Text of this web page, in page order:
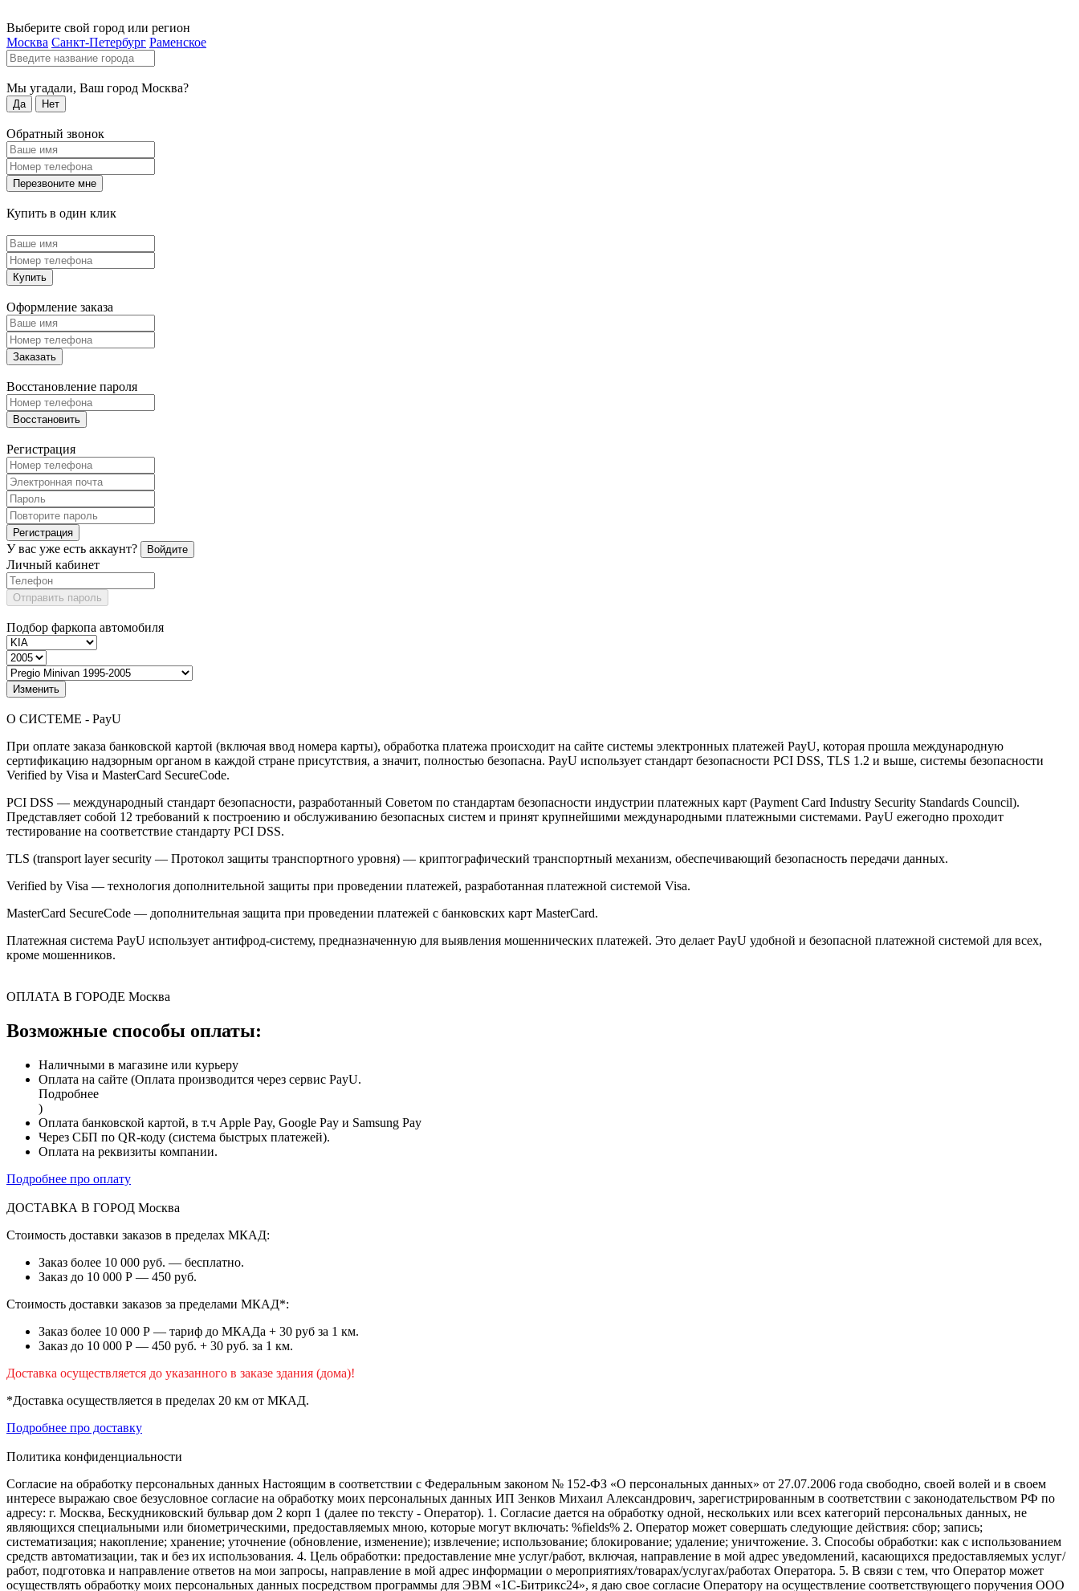
Выберите свой город или регион
Москва Санкт-Петербург Раменское
Мы угадали, Ваш город Москва?
Да Нет
Обратный звонок
Перезвоните мне
Купить в один клик
Купить
Оформление заказа
Заказать
Восстановление пароля
Восстановить
Регистрация
Регистрация
У вас уже есть аккаунт? Войдите
Личный кабинет
Отправить пароль
Подбор фаркопа автомобиля
Изменить
О СИСТЕМЕ - PayU
При оплате заказа банковской картой (включая ввод номера карты), обработка платежа происходит на сайте системы электронных платежей PayU, которая прошла международную
сертификацию надзорным органом в каждой стране присутствия, а значит, полностью безопасна. PayU использует стандарт безопасности PCI DSS, TLS 1.2 и выше, системы безопасности
Verified by Visa и MasterCard SecureCode.
PCI DSS — международный стандарт безопасности, разработанный Советом по стандартам безопасности индустрии платежных карт (Payment Card Industry Security Standards Council).
Представляет собой 12 требований к построению и обслуживанию безопасных систем и принят крупнейшими международными платежными системами. PayU ежегодно проходит
тестирование на соответствие стандарту PCI DSS.
TLS (transport layer security — Протокол защиты транспортного уровня) — криптографический транспортный механизм, обеспечивающий безопасность передачи данных.
Verified by Visa — технология дополнительной защиты при проведении платежей, разработанная платежной системой Visa.
MasterCard SecureCode — дополнительная защита при проведении платежей с банковских карт MasterCard.
Платежная система PayU использует антифрод-систему, предназначенную для выявления мошеннических платежей. Это делает PayU удобной и безопасной платежной системой для всех,
кроме мошенников.
ОПЛАТА В ГОРОДЕ Москва
Возможные способы оплаты:
Наличными в магазине или курьеру
Оплата на сайте (Оплата производится через сервис PayU.
Подробнее
)
Оплата банковской картой, в т.ч Apple Pay, Google Pay и Samsung Pay
Через СБП по QR-коду (система быстрых платежей).
Оплата на реквизиты компании.
Подробнее про оплату
ДОСТАВКА В ГОРОД Москва
Стоимость доставки заказов в пределах МКАД:
Заказ более 10 000 руб. — бесплатно.
Заказ до 10 000 Р — 450 руб.
Стоимость доставки заказов за пределами МКАД*:
Заказ более 10 000 Р — тариф до МКАДа + 30 руб за 1 км.
Заказ до 10 000 Р — 450 руб. + 30 руб. за 1 км.
Доставка осуществляется до указанного в заказе здания (дома)!
*Доставка осуществляется в пределах 20 км от МКАД.
Подробнее про доставку
Политика конфиденциальности
Согласие на обработку персональных данных Настоящим в соответствии с Федеральным законом № 152-ФЗ «О персональных данных» от 27.07.2006 года свободно, своей волей и в своем
интересе выражаю свое безусловное согласие на обработку моих персональных данных ИП Зенков Михаил Александрович, зарегистрированным в соответствии с законодательством РФ по
адресу: г. Москва, Бескудниковский бульвар дом 2 корп 1 (далее по тексту - Оператор). 1. Согласие дается на обработку одной, нескольких или всех категорий персональных данных, не
являющихся специальными или биометрическими, предоставляемых мною, которые могут включать: %fields% 2. Оператор может совершать следующие действия: сбор; запись;
систематизация; накопление; хранение; уточнение (обновление, изменение); извлечение; использование; блокирование; удаление; уничтожение. 3. Способы обработки: как с использованием
средств автоматизации, так и без их использования. 4. Цель обработки: предоставление мне услуг/работ, включая, направление в мой адрес уведомлений, касающихся предоставляемых услуг/
работ, подготовка и направление ответов на мои запросы, направление в мой адрес информации о мероприятиях/товарах/услугах/работах Оператора. 5. В связи с тем, что Оператор может
осуществлять обработку моих персональных данных посредством программы для ЭВМ «1С-Битрикс24», я даю свое согласие Оператору на осуществление соответствующего поручения ООО